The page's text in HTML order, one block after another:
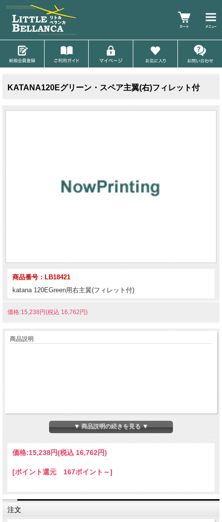
KATANA120Eグリーン・スペア主翼(右)フィレット付
商品番号：LB18421
katana 120EGreen用右主翼(フィレット付)
価格:15,238円(税込 16,762円)
商品説明
▼ 商品説明の続きを見る ▼
価格:15,238円(税込 16,762円)
[ポイント還元 167ポイント～]
注文